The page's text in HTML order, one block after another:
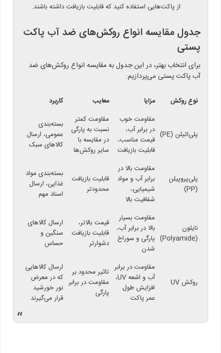
از پاکت‌هایی استفاده کنید که قابلیت بازیافت داشته باشند.
جدول مقایسه انواع روکش‌های ضد آب پاکت
پستی
برای انتخاب بهتر، در این جدول به مقایسه انواع روکش‌های ضد
آب پاکت پستی می‌پردازیم:
نوع روکش مزایا معایب کاربرد
پلی‌اتیلن (PE)
مقاومت خوب
در برابر آب،
قیمت مناسب،
قابلیت بازیافت
مقاومت کمتر
نسبت به پارگی
در مقایسه با
سایر روکش‌ها
بسته‌بندی
عمومی، ارسال
کالاهای سبک
پلی‌پروپیلن
(PP)
مقاومت بالا در
برابر آب و مواد
شیمیایی،
شفافیت بالا
قابلیت بازیافت
محدودتر
بسته‌بندی مواد
غذایی، ارسال
اسناد مهم
نایلون
(Polyamide)
مقاومت بسیار
بالا در برابر آب،
پارگی و سوراخ
شدن
قیمت بالاتر،
قابلیت بازیافت
دشوارتر
ارسال کالاهای
سنگین و
حساس
روکش UV
مقاومت در برابر
آب و اشعه UV،
افزایش طول
عمر پاکت
تاثیر محدود بر
مقاومت در برابر
پارگی
ارسال کالاهایی
که در معرض
نور خورشید
قرار می‌گیرند
“